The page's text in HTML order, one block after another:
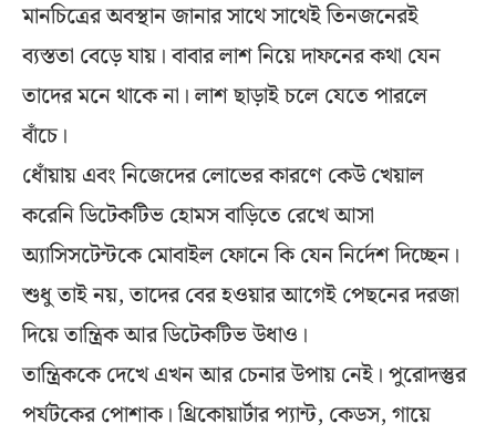
মানচিত্রের অবস্থান জানার সাথে সাথেই তিনজনেরই
ব্যস্ততা বেড়ে যায়। বাবার লাশ নিয়ে দাফনের কথা যেন
তাদের মনে থাকে না। লাশ ছাড়াই চলে যেতে পারলে
বাঁচে।
ধোঁয়ায় এবং নিজেদের লোভের কারণে কেউ খেয়াল
করেনি ডিটেকটিভ হোমস বাড়িতে রেখে আসা
অ্যাসিসটেন্টকে মোবাইল ফোনে কি যেন নির্দেশ দিচ্ছেন।
শুধু তাই নয়, তাদের বের হওয়ার আগেই পেছনের দরজা
দিয়ে তান্ত্রিক আর ডিটেকটিভ উধাও।
তান্ত্রিককে দেখে এখন আর চেনার উপায় নেই। পুরোদস্তুর
পর্যটকের পোশাক। থ্রিকোয়ার্টার প্যান্ট, কেডস, গায়ে